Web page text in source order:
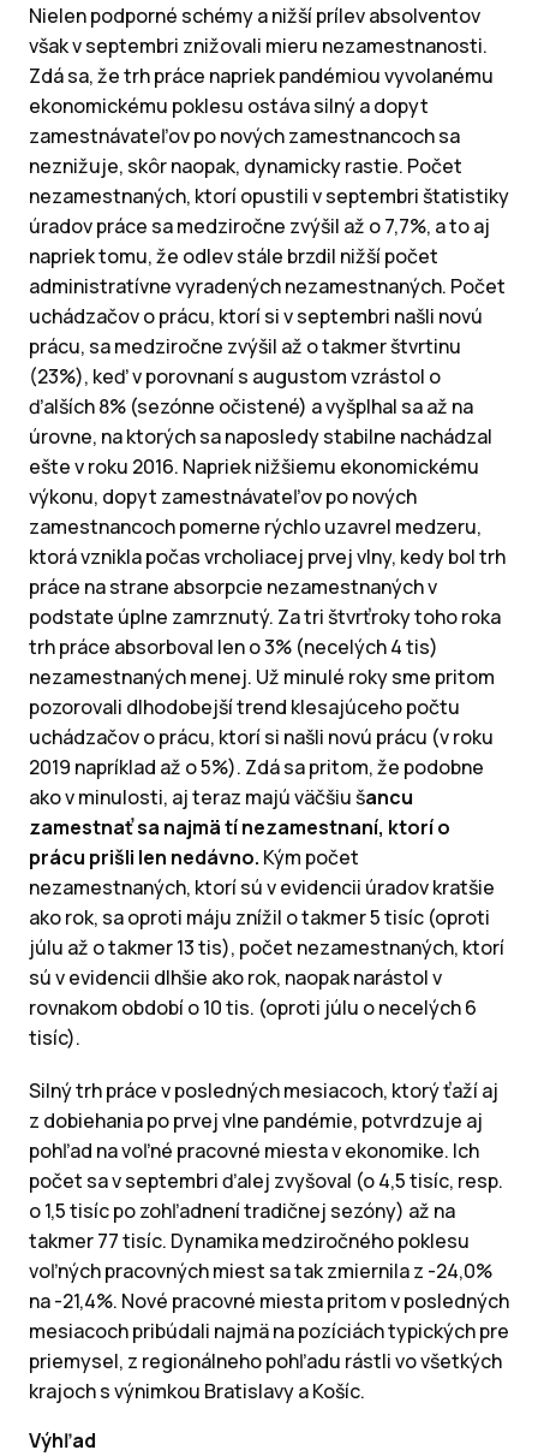
Nielen podporné schémy a nižší prílev absolventov
však v septembri znižovali mieru nezamestnanosti.
Zdá sa, že trh práce napriek pandémiou vyvolanému
ekonomickému poklesu ostáva silný a dopyt
zamestnávateľov po nových zamestnancoch sa
neznižuje, skôr naopak, dynamicky rastie. Počet
nezamestnaných, ktorí opustili v septembri štatistiky
úradov práce sa medziročne zvýšil až o 7,7%, a to aj
napriek tomu, že odlev stále brzdil nižší počet
administratívne vyradených nezamestnaných. Počet
uchádzačov o prácu, ktorí si v septembri našli novú
prácu, sa medziročne zvýšil až o takmer štvrtinu
(23%), keď v porovnaní s augustom vzrástol o
ďalších 8% (sezónne očistené) a vyšplhal sa až na
úrovne, na ktorých sa naposledy stabilne nachádzal
ešte v roku 2016. Napriek nižšiemu ekonomickému
výkonu, dopyt zamestnávateľov po nových
zamestnancoch pomerne rýchlo uzavrel medzeru,
ktorá vznikla počas vrcholiacej prvej vlny, kedy bol trh
práce na strane absorpcie nezamestnaných v
podstate úplne zamrznutý. Za tri štvrťroky toho roka
trh práce absorboval len o 3% (necelých 4 tis)
nezamestnaných menej. Už minulé roky sme pritom
pozorovali dlhodobejší trend klesajúceho počtu
uchádzačov o prácu, ktorí si našli novú prácu (v roku
2019 napríklad až o 5%). Zdá sa pritom, že podobne
ako v minulosti, aj teraz majú väčšiu šancu
zamestnať sa najmä tí nezamestnaní, ktorí o
prácu prišli len nedávno. Kým počet
nezamestnaných, ktorí sú v evidencii úradov kratšie
ako rok, sa oproti máju znížil o takmer 5 tisíc (oproti
júlu až o takmer 13 tis), počet nezamestnaných, ktorí
sú v evidencii dlhšie ako rok, naopak narástol v
rovnakom období o 10 tis. (oproti júlu o necelých 6
tisíc).
Silný trh práce v posledných mesiacoch, ktorý ťaží aj
z dobiehania po prvej vlne pandémie, potvrdzuje aj
pohľad na voľné pracovné miesta v ekonomike. Ich
počet sa v septembri ďalej zvyšoval (o 4,5 tisíc, resp.
o 1,5 tisíc po zohľadnení tradičnej sezóny) až na
takmer 77 tisíc. Dynamika medziročného poklesu
voľných pracovných miest sa tak zmiernila z -24,0%
na -21,4%. Nové pracovné miesta pritom v posledných
mesiacoch pribúdali najmä na pozíciách typických pre
priemysel, z regionálneho pohľadu rástli vo všetkých
krajoch s výnimkou Bratislavy a Košíc.
Výhľad